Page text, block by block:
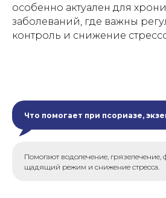
особенно актуален для
заболеваний, где важны
контроль и снижение
Что помогает при псориазе,
Помогают водолечение, грязелечение,
щадящий режим и снижение стресса.